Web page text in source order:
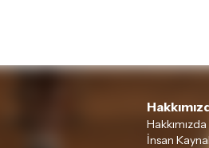
Hakkımızda
İnsan